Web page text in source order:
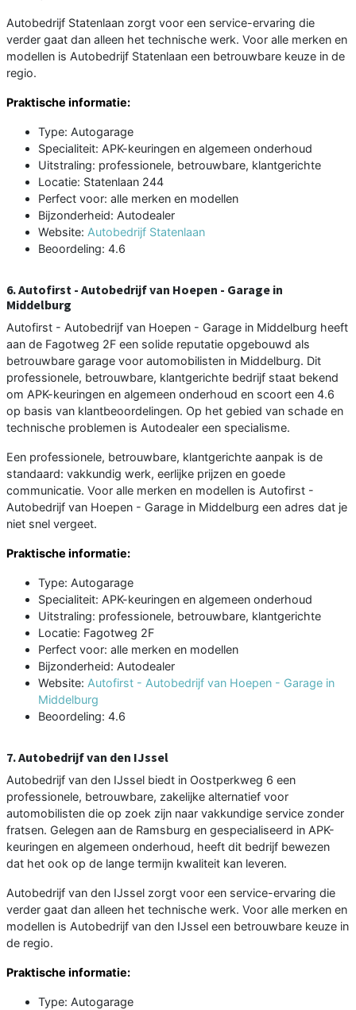
Autobedrijf Statenlaan zorgt voor een service-ervaring die
verder gaat dan alleen het technische werk. Voor alle merken en
modellen is Autobedrijf Statenlaan een betrouwbare keuze in de
regio.
Praktische informatie:
Type: Autogarage
Specialiteit: APK-keuringen en algemeen onderhoud
Uitstraling: professionele, betrouwbare, klantgerichte
Locatie: Statenlaan 244
Perfect voor: alle merken en modellen
Bijzonderheid: Autodealer
Website: Autobedrijf Statenlaan
Beoordeling: 4.6
6. Autofirst - Autobedrijf van Hoepen - Garage in
Middelburg
Autofirst - Autobedrijf van Hoepen - Garage in Middelburg heeft
aan de Fagotweg 2F een solide reputatie opgebouwd als
betrouwbare garage voor automobilisten in Middelburg. Dit
professionele, betrouwbare, klantgerichte bedrijf staat bekend
om APK-keuringen en algemeen onderhoud en scoort een 4.6
op basis van klantbeoordelingen. Op het gebied van schade en
technische problemen is Autodealer een specialisme.
Een professionele, betrouwbare, klantgerichte aanpak is de
standaard: vakkundig werk, eerlijke prijzen en goede
communicatie. Voor alle merken en modellen is Autofirst -
Autobedrijf van Hoepen - Garage in Middelburg een adres dat je
niet snel vergeet.
Praktische informatie:
Type: Autogarage
Specialiteit: APK-keuringen en algemeen onderhoud
Uitstraling: professionele, betrouwbare, klantgerichte
Locatie: Fagotweg 2F
Perfect voor: alle merken en modellen
Bijzonderheid: Autodealer
Website: Autofirst - Autobedrijf van Hoepen - Garage in
Middelburg
Beoordeling: 4.6
7. Autobedrijf van den IJssel
Autobedrijf van den IJssel biedt in Oostperkweg 6 een
professionele, betrouwbare, zakelijke alternatief voor
automobilisten die op zoek zijn naar vakkundige service zonder
fratsen. Gelegen aan de Ramsburg en gespecialiseerd in APK-
keuringen en algemeen onderhoud, heeft dit bedrijf bewezen
dat het ook op de lange termijn kwaliteit kan leveren.
Autobedrijf van den IJssel zorgt voor een service-ervaring die
verder gaat dan alleen het technische werk. Voor alle merken en
modellen is Autobedrijf van den IJssel een betrouwbare keuze in
de regio.
Praktische informatie:
Type: Autogarage